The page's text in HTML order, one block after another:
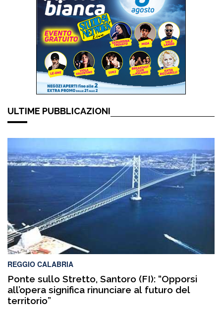
ULTIME PUBBLICAZIONI
REGGIO CALABRIA
Ponte sullo Stretto, Santoro (FI): “Opporsi
all’opera significa rinunciare al futuro del
territorio”